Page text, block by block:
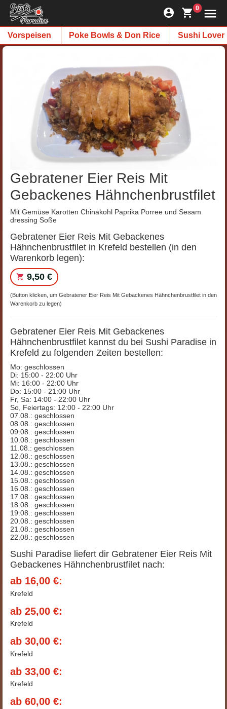
0
Vorspeisen Poke Bowls & Don Rice Sushi Lover
Gebratener Eier Reis Mit
Gebackenes Hähnchenbrustfilet
Mit Gemüse Karotten Chinakohl Paprika Porree und Sesam
dressing Soße
Gebratener Eier Reis Mit Gebackenes
Hähnchenbrustfilet in Krefeld bestellen (in den
Warenkorb legen):
9,50 €
(Button klicken, um Gebratener Eier Reis Mit Gebackenes Hähnchenbrustfilet in den
Warenkorb zu legen)
Gebratener Eier Reis Mit Gebackenes
Hähnchenbrustfilet kannst du bei Sushi Paradise in
Krefeld zu folgenden Zeiten bestellen:
Mo: geschlossen
Di: 15:00 - 22:00 Uhr
Mi: 16:00 - 22:00 Uhr
Do: 15:00 - 21:00 Uhr
Fr, Sa: 14:00 - 22:00 Uhr
So, Feiertags: 12:00 - 22:00 Uhr
07.08.: geschlossen
08.08.: geschlossen
09.08.: geschlossen
10.08.: geschlossen
11.08.: geschlossen
12.08.: geschlossen
13.08.: geschlossen
14.08.: geschlossen
15.08.: geschlossen
16.08.: geschlossen
17.08.: geschlossen
18.08.: geschlossen
19.08.: geschlossen
20.08.: geschlossen
21.08.: geschlossen
22.08.: geschlossen
Sushi Paradise liefert dir Gebratener Eier Reis Mit
Gebackenes Hähnchenbrustfilet nach:
ab 16,00 €:
Krefeld
ab 25,00 €:
Krefeld
ab 30,00 €:
Krefeld
ab 33,00 €:
Krefeld
ab 60,00 €: